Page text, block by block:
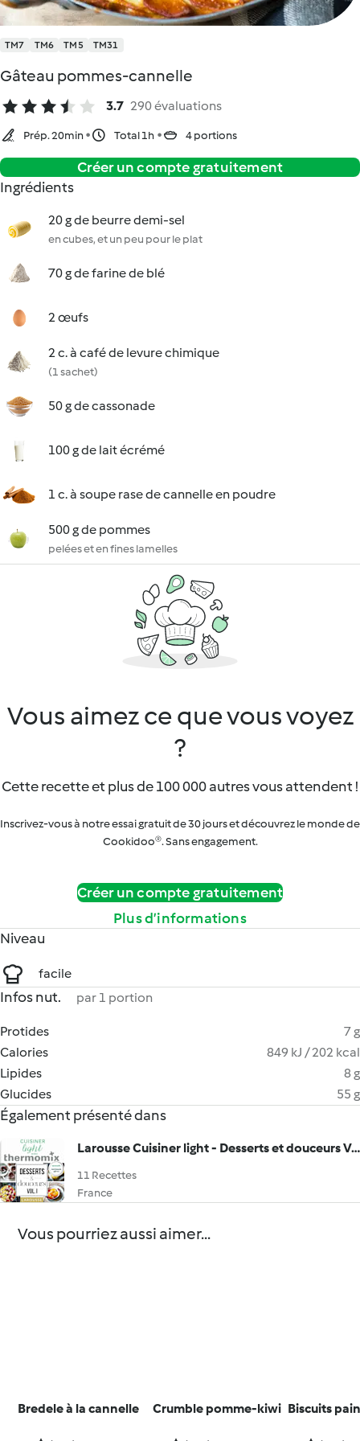
TM7 TM6 TM5 TM31
Gâteau pommes-cannelle
3.7 290 évaluations
Prép. 20min Total 1h 4 portions
Créer un compte gratuitement
Ingrédients
20 g de beurre demi-sel
en cubes, et un peu pour le plat
70 g de farine de blé
2 œufs
2 c. à café de levure chimique
(1 sachet)
50 g de cassonade
100 g de lait écrémé
1 c. à soupe rase de cannelle en poudre
500 g de pommes
pelées et en fines lamelles
Vous aimez ce que vous voyez
?
Cette recette et plus de 100 000 autres vous attendent !
Inscrivez-vous à notre essai gratuit de 30 jours et découvrez le monde de
Cookidoo®. Sans engagement.
Créer un compte gratuitement
Plus d’informations
Niveau
facile
Infos nut. par 1 portion
Protides
7 g
Calories
849 kJ / 202 kcal
Lipides
8 g
Glucides
55 g
Également présenté dans
Larousse Cuisiner light - Desserts et douceurs Vol.I
11 Recettes
France
Vous pourriez aussi aimer...
Bredele à la cannelle Crumble pomme-kiwi Biscuits